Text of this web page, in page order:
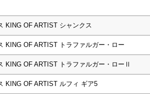
KING OF ARTIST シャンクス
KING OF ARTIST トラファルガー・ロー
KING OF ARTIST トラファルガー・ローⅡ
KING OF ARTIST ルフィ ギア5